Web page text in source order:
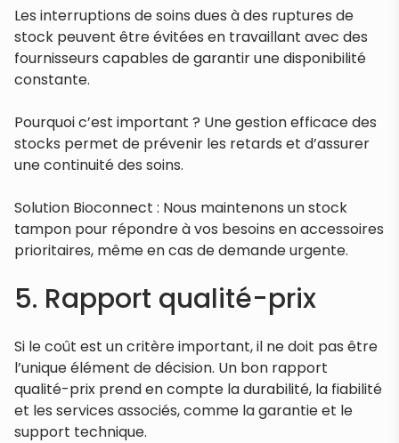
Les interruptions de soins dues à des ruptures de
stock peuvent être évitées en travaillant avec des
fournisseurs capables de garantir une disponibilité
constante.
Pourquoi c’est important ? Une gestion efficace des
stocks permet de prévenir les retards et d’assurer
une continuité des soins.
Solution Bioconnect : Nous maintenons un stock
tampon pour répondre à vos besoins en accessoires
prioritaires, même en cas de demande urgente.
5. Rapport qualité-prix
Si le coût est un critère important, il ne doit pas être
l’unique élément de décision. Un bon rapport
qualité-prix prend en compte la durabilité, la fiabilité
et les services associés, comme la garantie et le
support technique.